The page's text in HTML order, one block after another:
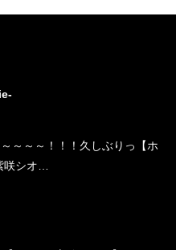
～～～！！！久しぶりっ【ホ
咲シオ…